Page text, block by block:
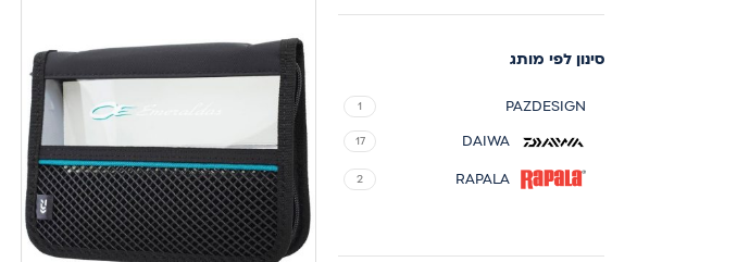
סינון לפי מותג
PAZDESIGN
1
DAIWA
17
RAPALA
2